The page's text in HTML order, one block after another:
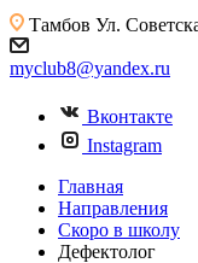
Тамбов Ул.
myclub8@yandex.ru
Вконтакте
Instagram
Главная
Направления
Скоро в школу
Дефектолог